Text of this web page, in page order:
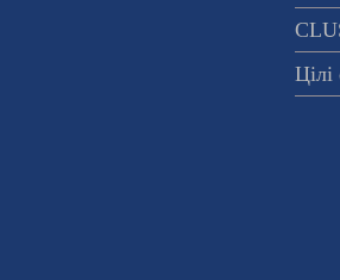
Цілі